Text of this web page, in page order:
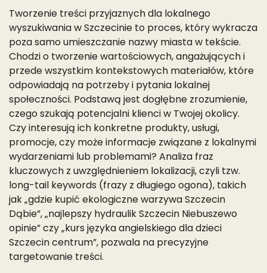
Tworzenie treści przyjaznych dla lokalnego
wyszukiwania w Szczecinie to proces, który wykracza
poza samo umieszczanie nazwy miasta w tekście.
Chodzi o tworzenie wartościowych, angażujących i
przede wszystkim kontekstowych materiałów, które
odpowiadają na potrzeby i pytania lokalnej
społeczności. Podstawą jest dogłębne zrozumienie,
czego szukają potencjalni klienci w Twojej okolicy.
Czy interesują ich konkretne produkty, usługi,
promocje, czy może informacje związane z lokalnymi
wydarzeniami lub problemami? Analiza fraz
kluczowych z uwzględnieniem lokalizacji, czyli tzw.
long-tail keywords (frazy z długiego ogona), takich
jak „gdzie kupić ekologiczne warzywa Szczecin
Dąbie”, „najlepszy hydraulik Szczecin Niebuszewo
opinie” czy „kurs języka angielskiego dla dzieci
Szczecin centrum”, pozwala na precyzyjne
targetowanie treści.